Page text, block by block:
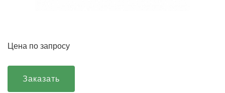
Цена по запросу
Заказать